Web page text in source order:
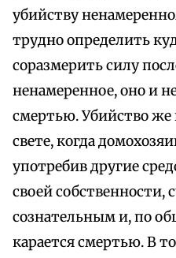
убийству
трудно определить
соразмерить силу
ненамеренное, оно и
смертью. Убийство же
свете, когда
употребив другие
своей собственности,
сознательным и, по
карается смертью. В